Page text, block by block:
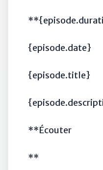
{episode.date}
{episode.title}
**Écouter
**